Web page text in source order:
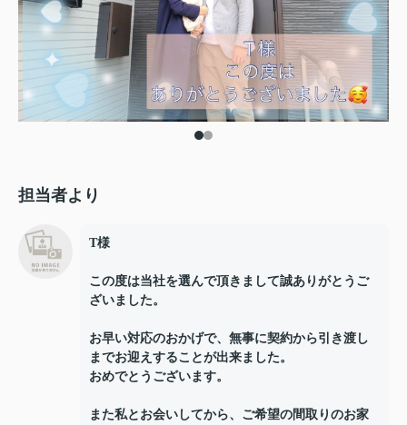
担当者より
T様
この度は当社を選んで頂きまして誠ありがとうご
ざいました。
お早い対応のおかげで、無事に契約から引き渡し
までお迎えすることが出来ました。
おめでとうございます。
また私とお会いしてから、ご希望の間取りのお家